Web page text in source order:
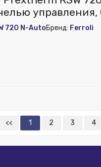
управления,
720 N-AutoБренд: Ferroli
<< 1 2 3 4